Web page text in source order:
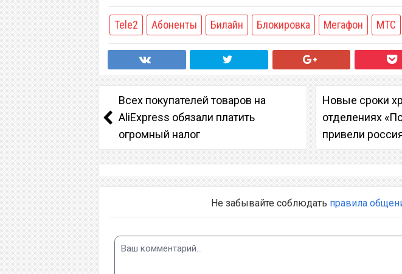
Tele2 Абоненты Билайн Блокировка Мегафон МТС
Всех покупателей товаров на
AliExpress обязали платить
огромный налог
Новые сроки
отделениях
привели
Не забывайте соблюдать правила